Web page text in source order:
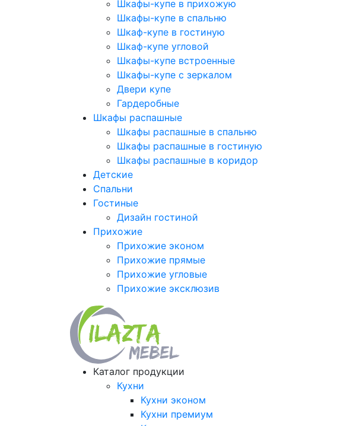
Шкафы-купе в прихожую
Шкафы-купе в спальню
Шкаф-купе в гостиную
Шкаф-купе угловой
Шкафы-купе встроенные
Шкафы-купе с зеркалом
Двери купе
Гардеробные
Шкафы распашные
Шкафы распашные в спальню
Шкафы распашные в гостиную
Шкафы распашные в коридор
Детские
Спальни
Гостиные
Дизайн гостиной
Прихожие
Прихожие эконом
Прихожие прямые
Прихожие угловые
Прихожие эксклюзив
Каталог продукции
Кухни
Кухни эконом
Кухни премиум